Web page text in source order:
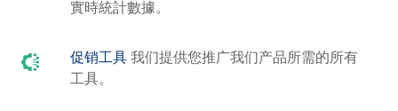
實時統計數據。
促销工具我们提供您推广我们产品所需的所有
工具。